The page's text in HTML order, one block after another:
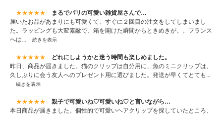
★★★★★
まるでパリの可愛い雑貨屋さんで…
届いたお品があまりにも可愛くて、すぐに２回目の注文をしてしまいまし
た。ラッピングも大変素敵で、箱を開けた瞬間からときめきが。。フランス
へは...
続きを表示
★★★★★
どれにしようかと迷う時間も楽しめました。
昨日、商品が届きました。猫のクリップは自分用に、魚のミニクリップは、
久しぶりに会う友人へのプレゼント用に選びました。発送が早くてとても...
続きを表示
★★★★★
親子で可愛いね♡可愛いね♡と言いながら…
本日商品が届きました。個性的で可愛いヘアクリップを探していたところ、